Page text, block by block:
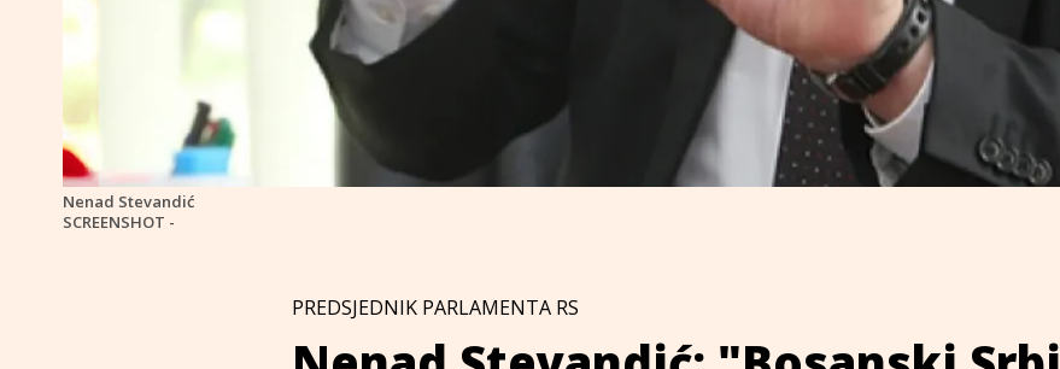
Nenad Stevandić
SCREENSHOT -
PREDSJEDNIK PARLAMENTA RS